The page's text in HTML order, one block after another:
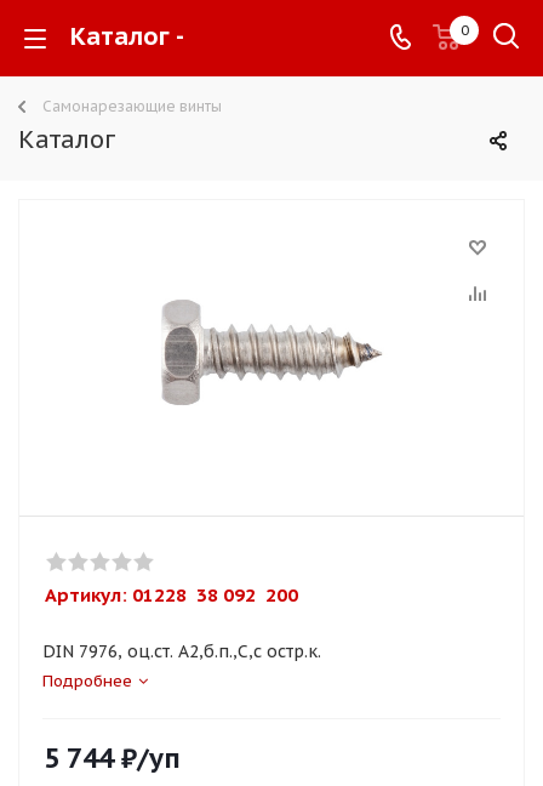
Каталог - 0
Самонарезающие винты
Каталог
Артикул: 01228  38 092  200
DIN 7976, оц.ст. A2,б.п.,C,с остр.к.
Подробнее
5 744₽/уп